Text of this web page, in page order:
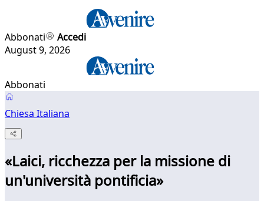
Abbonati
Accedi
August 9, 2026
Abbonati
Chiesa Italiana
«Laici, ricchezza per la missione di
un'università pontificia»